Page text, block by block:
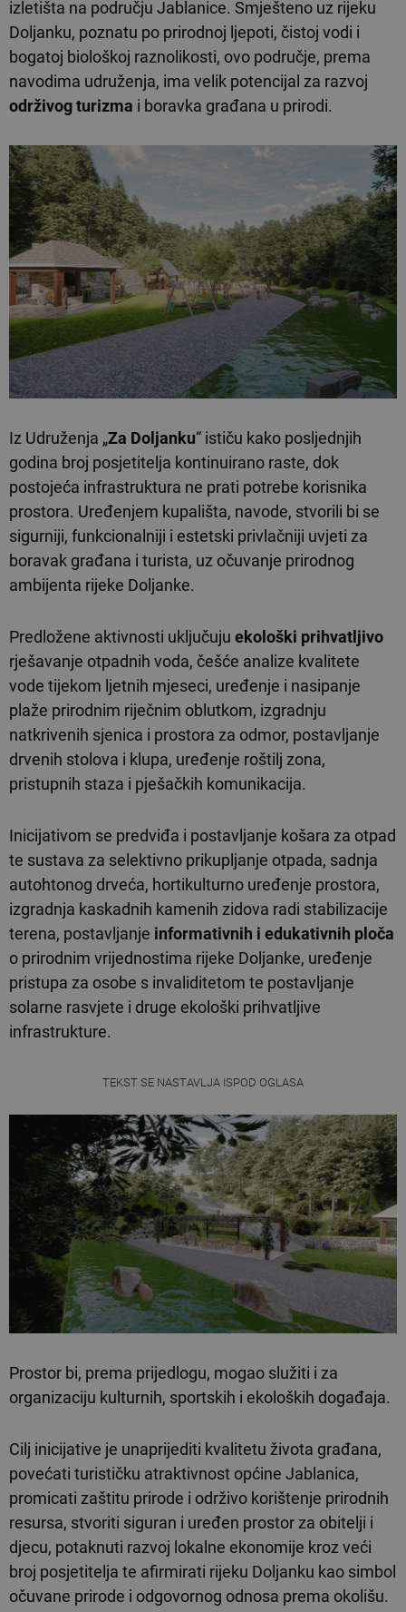
izletišta na području Jablanice. Smješteno uz rijeku
Doljanku, poznatu po prirodnoj ljepoti, čistoj vodi i
bogatoj biološkoj raznolikosti, ovo područje, prema
navodima udruženja, ima velik potencijal za razvoj
održivog turizma i boravka građana u prirodi.
Iz Udruženja „Za Doljanku“ ističu kako posljednjih
godina broj posjetitelja kontinuirano raste, dok
postojeća infrastruktura ne prati potrebe korisnika
prostora. Uređenjem kupališta, navode, stvorili bi se
sigurniji, funkcionalniji i estetski privlačniji uvjeti za
boravak građana i turista, uz očuvanje prirodnog
ambijenta rijeke Doljanke.
Predložene aktivnosti uključuju ekološki prihvatljivo
rješavanje otpadnih voda, češće analize kvalitete
vode tijekom ljetnih mjeseci, uređenje i nasipanje
plaže prirodnim riječnim oblutkom, izgradnju
natkrivenih sjenica i prostora za odmor, postavljanje
drvenih stolova i klupa, uređenje roštilj zona,
pristupnih staza i pješačkih komunikacija.
Inicijativom se predviđa i postavljanje košara za otpad
te sustava za selektivno prikupljanje otpada, sadnja
autohtonog drveća, hortikulturno uređenje prostora,
izgradnja kaskadnih kamenih zidova radi stabilizacije
terena, postavljanje informativnih i edukativnih ploča
o prirodnim vrijednostima rijeke Doljanke, uređenje
pristupa za osobe s invaliditetom te postavljanje
solarne rasvjete i druge ekološki prihvatljive
infrastrukture.
TEKST SE NASTAVLJA ISPOD OGLASA
Prostor bi, prema prijedlogu, mogao služiti i za
organizaciju kulturnih, sportskih i ekoloških događaja.
Cilj inicijative je unaprijediti kvalitetu života građana,
povećati turističku atraktivnost općine Jablanica,
promicati zaštitu prirode i održivo korištenje prirodnih
resursa, stvoriti siguran i uređen prostor za obitelji i
djecu, potaknuti razvoj lokalne ekonomije kroz veći
broj posjetitelja te afirmirati rijeku Doljanku kao simbol
očuvane prirode i odgovornog odnosa prema okolišu.